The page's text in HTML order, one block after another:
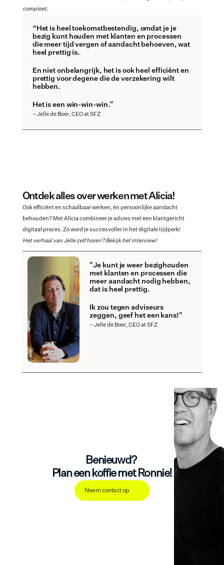
compleet.
“Het is heel toekomstbestendig, omdat je je
bezig kunt houden met klanten en processen
die meer tijd vergen of aandacht behoeven, wat
heel prettig is.
En niet onbelangrijk, het is ook heel efficiënt en
prettig voor degene die de verzekering wilt
hebben.
Het is een win-win-win.”
– Jelle de Boer, CEO at SFZ
Ontdek alles over werken met Alicia!
Ook efficiënt en schaalbaar werken, én persoonlijke aandacht
behouden? Met Alicia combineer je advies met een klantgericht
digitaal proces. Zo word je succesvoller in het digitale tijdperk!
Het verhaal van Jelle zelf horen? Bekijk het interview!
"Je kunt je weer bezighouden
met klanten en processen die
meer aandacht nodig hebben,
dat is heel prettig.
Ik zou tegen adviseurs
zeggen, geef het een kans!"
– Jelle de Boer, CEO at SFZ
Benieuwd?
Plan een koffie met Ronnie!
Neem contact op